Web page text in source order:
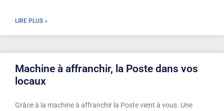
LIRE PLUS »
Machine à affranchir, la Poste dans vos
locaux
Grâce à la machine à affranchir la Poste vient à vous. Une